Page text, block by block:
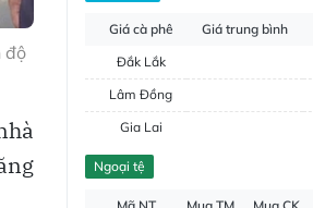
độ
Giá cà phê Giá trung bình
Đắk Lắk
Lâm Đồng
Gia Lai
Đắk Nông
Ngoại tệ